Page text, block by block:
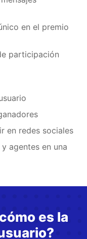
en el premio
participación
en redes sociales
agentes en una
es la